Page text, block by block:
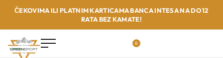
ČEKOVIMA ILI PLATNIM KARTICAMA BANCA INTESA NA DO 12
RATA BEZ KAMATE!
0